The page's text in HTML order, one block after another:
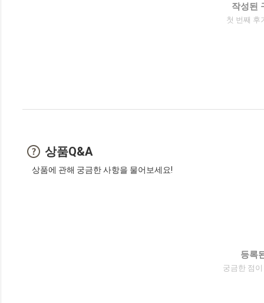
작성된
첫 번째 후
상품Q&A
상품에 관해 궁금한 사항을 물어보세요!
등록
궁금한 점